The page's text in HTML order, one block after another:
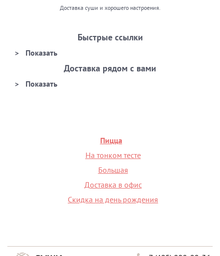
Доставка суши и хорошего настроения.
Быстрые ссылки
Доставка рядом с вами
Пицца
На тонком тесте
Большая
Доставка в офис
Скидка на день рождения